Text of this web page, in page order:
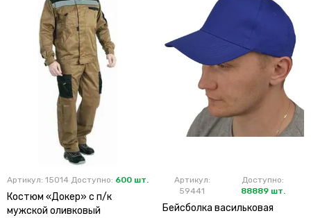
Артикул: 15014 Доступно: 600 шт.
Костюм «Докер» с п/к
мужской оливковый
Артикул:
59441
Доступно:
88889 шт.
Бейсболка васильковая